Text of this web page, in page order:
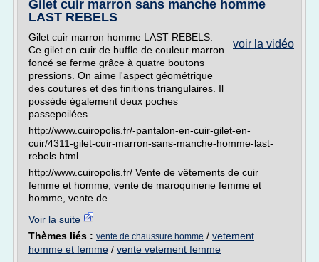
Gilet cuir marron sans manche homme
LAST REBELS
voir la vidéo
Gilet cuir marron homme LAST REBELS.
Ce gilet en cuir de buffle de couleur marron
foncé se ferme grâce à quatre boutons
pressions. On aime l'aspect géométrique
des coutures et des finitions triangulaires. Il
possède également deux poches
passepoilées.
http://www.cuiropolis.fr/-pantalon-en-cuir-gilet-en-
cuir/4311-gilet-cuir-marron-sans-manche-homme-last-
rebels.html
http://www.cuiropolis.fr/ Vente de vêtements de cuir
femme et homme, vente de maroquinerie femme et
homme, vente de...
Voir la suite
Thèmes liés : vente de chaussure homme / vetement
homme et femme / vente vetement femme